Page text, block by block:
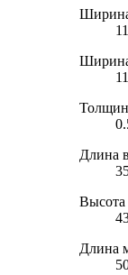
Ширина
Длина
Длина